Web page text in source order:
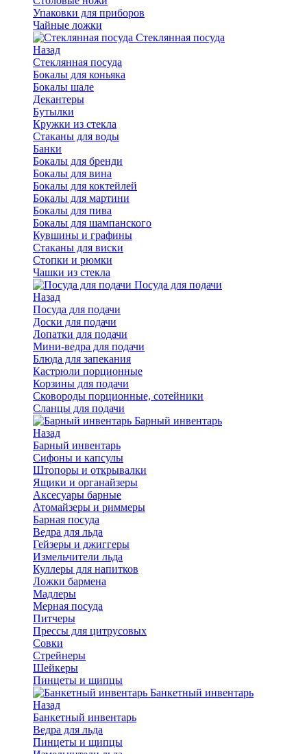
Упаковки для приборов
Чайные ложки
Стеклянная посуда
Назад
Стеклянная посуда
Бокалы для коньяка
Бокалы шале
Декантеры
Бутылки
Кружки из стекла
Стаканы для воды
Банки
Бокалы для бренди
Бокалы для вина
Бокалы для коктейлей
Бокалы для мартини
Бокалы для пива
Бокалы для шампанского
Кувшины и графины
Стаканы для виски
Стопки и рюмки
Чашки из стекла
Посуда для подачи
Назад
Посуда для подачи
Доски для подачи
Лопатки для подачи
Мини-ведра для подачи
Блюда для запекания
Кастрюли порционные
Корзины для подачи
Сковороды порционные, сотейники
Сланцы для подачи
Барный инвентарь
Назад
Барный инвентарь
Сифоны и капсулы
Штопоры и открывалки
Ящики и органайзеры
Аксесуары барные
Атомайзеры и риммеры
Барная посуда
Ведра для льда
Гейзеры и джиггеры
Измельчители льда
Куллеры для напитков
Ложки бармена
Мадлеры
Мерная посуда
Питчеры
Прессы для цитрусовых
Совки
Стрейнеры
Шейкеры
Пинцеты и щипцы
Банкетный инвентарь
Назад
Банкетный инвентарь
Ведра для льда
Пинцеты и щипцы